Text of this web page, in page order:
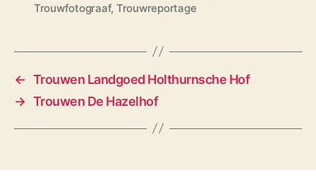
Trouwfotograaf, Trouwreportage
← Trouwen Landgoed Holthurnsche Hof
→ Trouwen De Hazelhof